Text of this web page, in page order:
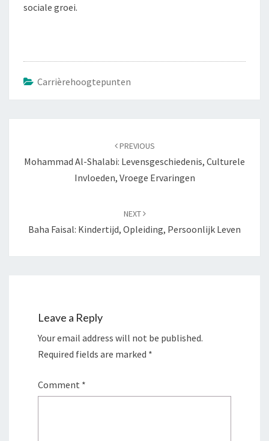
sociale groei.
Carrièrehoogtepunten
PREVIOUS
Mohammad Al-Shalabi: Levensgeschiedenis, Culturele
Invloeden, Vroege Ervaringen
NEXT
Baha Faisal: Kindertijd, Opleiding, Persoonlijk Leven
Leave a Reply
Your email address will not be published.
Required fields are marked *
Comment *